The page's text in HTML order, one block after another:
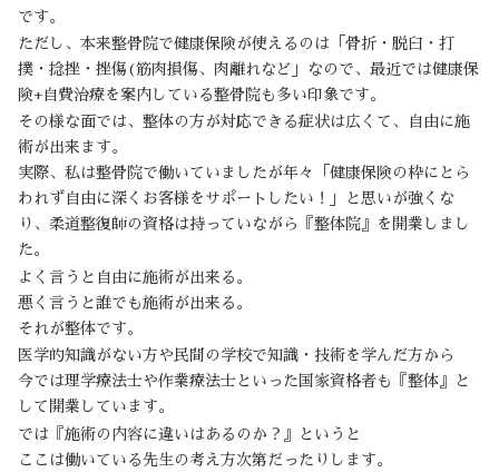
です。
ただし、本来整骨院で健康保険が使えるのは「骨折・脱臼・打
撲・捻挫・挫傷(筋肉損傷、肉離れなど」なので、最近では健康保
険+自費治療を案内している整骨院も多い印象です。
その様な面では、整体の方が対応できる症状は広くて、自由に施
術が出来ます。
実際、私は整骨院で働いていましたが年々「健康保険の枠にとら
われず自由に深くお客様をサポートしたい！」と思いが強くな
り、柔道整復師の資格は持っていながら『整体院』を開業しまし
た。
よく言うと自由に施術が出来る。
悪く言うと誰でも施術が出来る。
それが整体です。
医学的知識がない方や民間の学校で知識・技術を学んだ方から
今では理学療法士や作業療法士といった国家資格者も『整体』と
して開業しています。
では『施術の内容に違いはあるのか？』というと
ここは働いている先生の考え方次第だったりします。